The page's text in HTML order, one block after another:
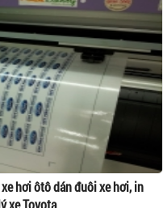
hơi ôtô dán đuôi xe hơi, in
xe Toyota